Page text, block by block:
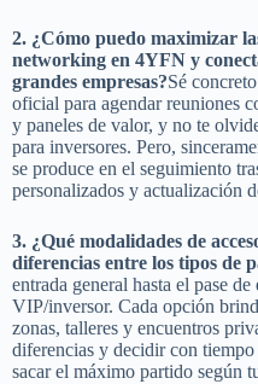
2. ¿Cómo puedo maximizar
networking en 4YFN y
grandes empresas?Sé
oficial para agendar reuniones
y paneles de valor, y no te
para inversores. Pero,
se produce en el seguimiento
personalizados y actualización
3. ¿Qué modalidades de
diferencias entre los tipos de
entrada general hasta el pase
VIP/inversor. Cada opción
zonas, talleres y encuentros
diferencias y decidir con tiempo
sacar el máximo partido según